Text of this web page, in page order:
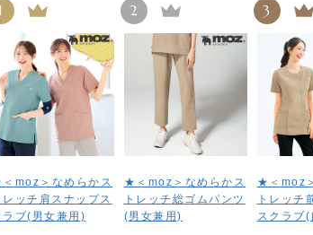
1
moz＞なめらかス
レッチ肩スナップス
ラブ(男女兼用)
2
★＜moz＞なめらかス
トレッチ総ゴムパンツ
(男女兼用)
3
★＜moz
トレッチ
スクラブ